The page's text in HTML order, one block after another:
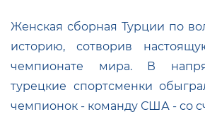
Женская сборная Турции по
историю, сотворив
чемпионате мира. В
турецкие спортсменки
чемпионок - команду США - со